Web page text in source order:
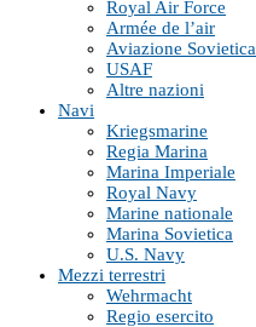
Royal Air Force
Armée de l’air
Aviazione Sovietica
USAF
Altre nazioni
Navi
Kriegsmarine
Regia Marina
Marina Imperiale
Royal Navy
Marine nationale
Marina Sovietica
U.S. Navy
Mezzi terrestri
Wehrmacht
Regio esercito